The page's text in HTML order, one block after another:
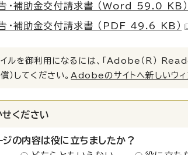
・補助金交付請求書 （Word 59.0 KB）
・補助金交付請求書 （PDF 49.6 KB）
ルを御利用になるには、「Adobe（R）
）してください。 Adobeのサイトへ新しいウィ
ください
ジの内容は役に立ちましたか？